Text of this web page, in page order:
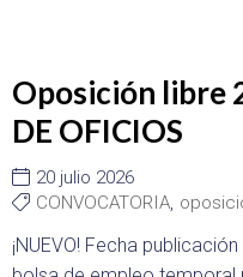
Oposición libre
DE OFICIOS
20 julio 2026
CONVOCATORIA,
¡NUEVO! Fecha